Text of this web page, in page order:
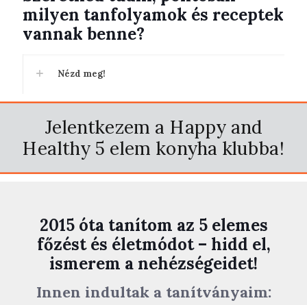
milyen tanfolyamok és receptek
vannak benne?
Nézd meg!
Jelentkezem a Happy and
Healthy 5 elem konyha klubba!
2015 óta tanítom az 5 elemes
főzést és életmódot – hidd el,
ismerem a nehézségeidet!
Innen indultak a tanítványaim: